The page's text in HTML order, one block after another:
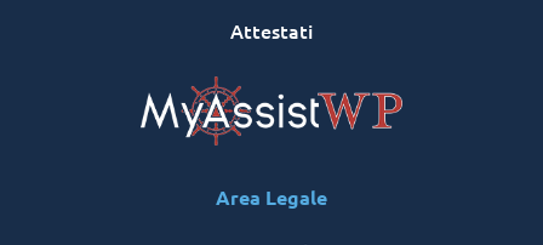
Attestati
Area Legale